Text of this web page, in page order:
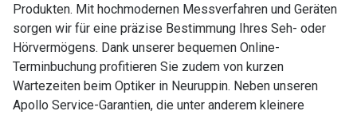
Produkten. Mit hochmodernen Messverfahren und Geräten
sorgen wir für eine präzise Bestimmung Ihres Seh- oder
Hörvermögens. Dank unserer bequemen Online-
Terminbuchung profitieren Sie zudem von kurzen
Wartezeiten beim Optiker in Neuruppin. Neben unseren
Apollo Service-Garantien, die unter anderem kleinere